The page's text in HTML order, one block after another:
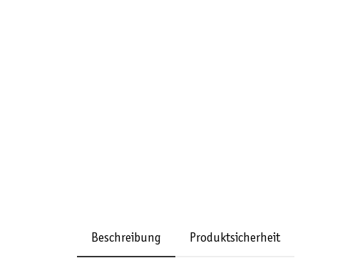
Beschreibung Produktsicherheit